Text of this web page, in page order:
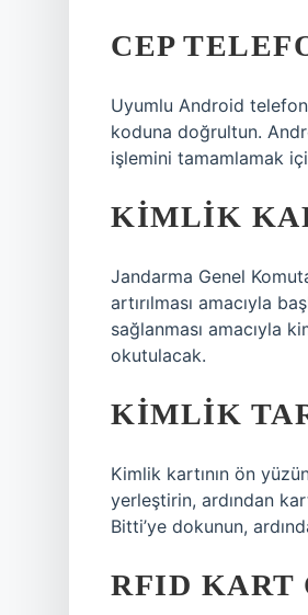
CEP
Uyumlu Android
koduna doğrultun.
işlemini tamamlamak
KIMLIK
Jandarma Genel
artırılması amacıyla
sağlanması amacıyla
okutulacak.
KIMLIK
Kimlik kartının ön
yerleştirin, ardından
Bitti’ye dokunun,
RFID KART